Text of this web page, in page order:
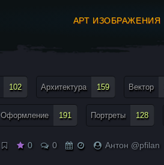
АРТ ИЗОБРАЖЕНИЯ
102 Архитектура 159 Вектор
Оформление 191 Портреты 128
0 0 Антон @pfilan